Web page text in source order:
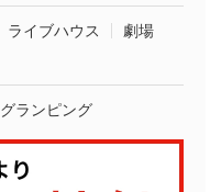
ライブハウス
劇場
グランピング